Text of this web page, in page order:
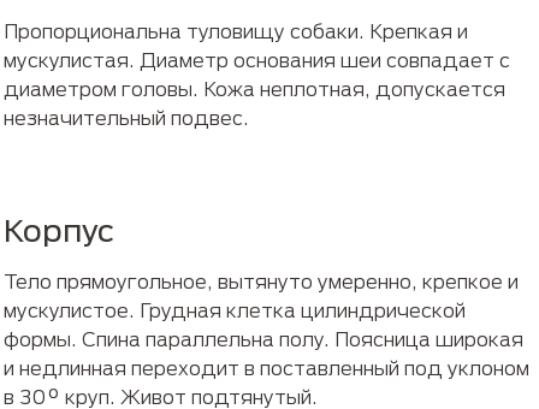
Пропорциональна туловищу собаки. Крепкая и
мускулистая. Диаметр основания шеи совпадает с
диаметром головы. Кожа неплотная, допускается
незначительный подвес.
Корпус
Тело прямоугольное, вытянуто умеренно, крепкое и
мускулистое. Грудная клетка цилиндрической
формы. Спина параллельна полу. Поясница широкая
и недлинная переходит в поставленный под уклоном
в 30° круп. Живот подтянутый.